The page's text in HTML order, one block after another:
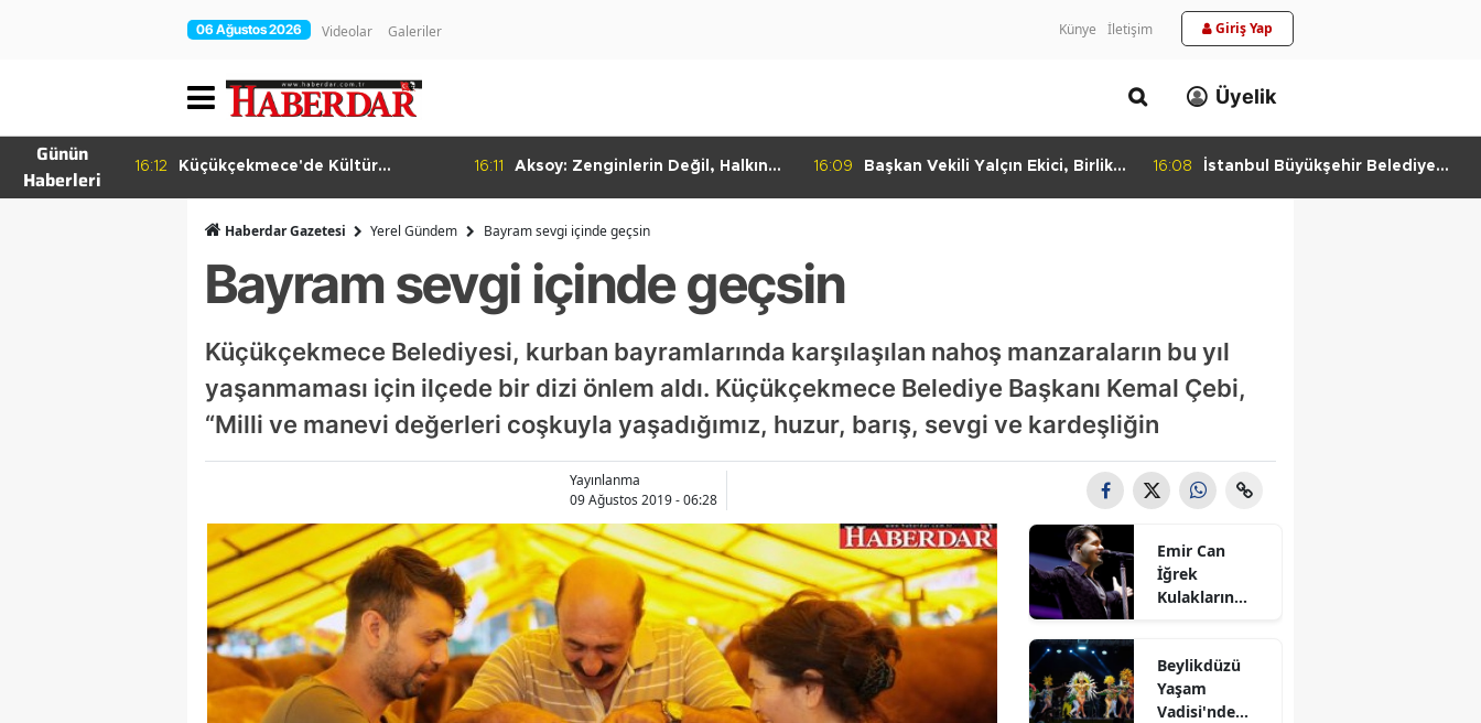
06 Ağustos 2026 Videolar Galeriler Künye İletişim Giriş Yap
Üyelik
Günün
Haberleri
16:12
Küçükçekmece'de Kültür
16:11
Aksoy: Zenginlerin Değil, Halkın
16:09
Başkan Vekili Yalçın Ekici, Birlikte
16:08
İstanbul Büyükşehir Belediye
Haberdar Gazetesi Yerel Gündem Bayram sevgi içinde geçsin
Bayram sevgi içinde geçsin
Küçükçekmece Belediyesi, kurban bayramlarında karşılaşılan nahoş manzaraların bu yıl
yaşanmaması için ilçede bir dizi önlem aldı. Küçükçekmece Belediye Başkanı Kemal Çebi,
“Milli ve manevi değerleri coşkuyla yaşadığımız, huzur, barış, sevgi ve kardeşliğin
Yayınlanma
09 Ağustos 2019 - 06:28
Emir Can
İğrek
Kulakların
Beylikdüzü
Yaşam
Vadisi'nde